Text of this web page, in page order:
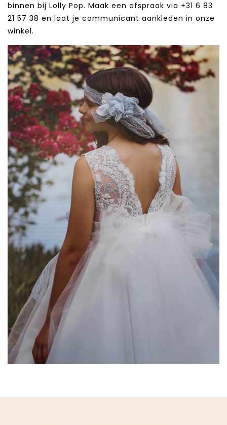
binnen bij Lolly Pop. Maak een afspraak via +31 6 83
21 57 38‬ en laat je communicant aankleden in onze
winkel.